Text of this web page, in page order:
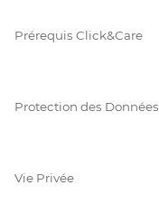
Prérequis Click&Care
Protection des Données
Vie Privée